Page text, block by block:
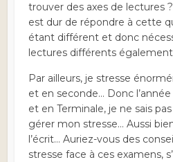
trouver des axes de lectures
est dur de répondre à cette
étant différent et donc
lectures différents
Par ailleurs, je stresse
et en seconde… Donc
et en Terminale, je ne sais
gérer mon stresse… Aussi
l’écrit… Auriez-vous des
stresse face à ces examens,